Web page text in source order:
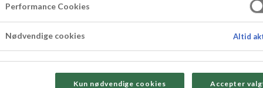
Performance Cookies
Nødvendige cookies Altid
Kun nødvendige cookies Accepter